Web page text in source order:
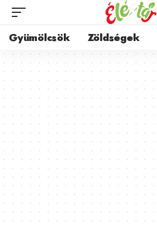
Gyümölcsök Zöldségek